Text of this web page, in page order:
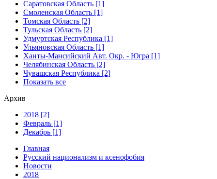
Саратовская Область [1]
Смоленская Область [1]
Томская Область [2]
Тульская Область [2]
Удмуртская Республика [1]
Ульяновская Область [1]
Ханты-Мансийский Авт. Окр. - Югра [1]
Челябинская Область [2]
Чувашская Республика [2]
Показать все
Архив
2018 [2]
Февраль [1]
Декабрь [1]
Главная
Русский национализм и ксенофобия
Новости
2018